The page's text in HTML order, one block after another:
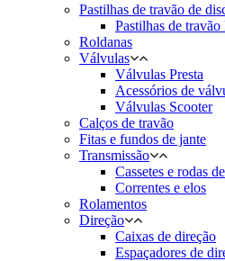
Pastilhas de travão de
Pastilhas de
Roldanas
Válvulas
Válvulas Presta
Acessórios de
Válvulas Scooter
Calços de travão
Fitas e fundos de jante
Transmissão
Cassetes e rodas
Correntes e elos
Rolamentos
Direção
Caixas de direção
Espaçadores de